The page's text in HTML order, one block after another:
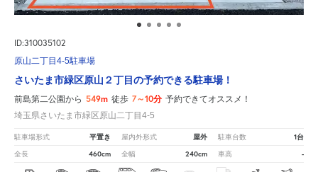
ID:310035102
原山二丁目4-5駐車場
さいたま市緑区原山２丁目の予約できる駐車場！
前島第二公園から 549m 徒歩 7～10分 予約できてオススメ！
埼玉県さいたま市緑区原山二丁目4-5
駐車場形式 平置き 屋内外形式 屋外 駐車台数 1台
全長 460cm 全幅 240cm 車高 -